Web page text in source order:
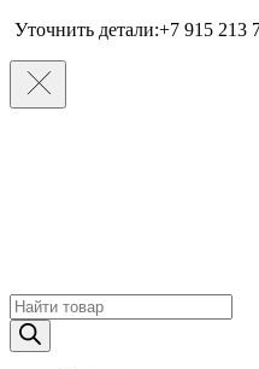
Уточнить детали:+7 915
Поиск
товаров